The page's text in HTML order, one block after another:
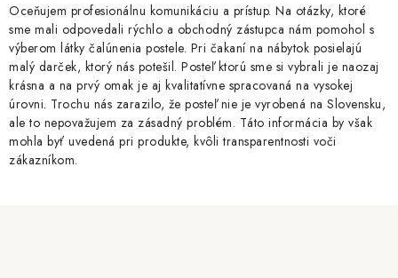
Oceňujem profesionálnu komunikáciu a prístup. Na otázky, ktoré
sme mali odpovedali rýchlo a obchodný zástupca nám pomohol s
výberom látky čalúnenia postele. Pri čakaní na nábytok posielajú
malý darček, ktorý nás potešil. Posteľ ktorú sme si vybrali je naozaj
krásna a na prvý omak je aj kvalitatívne spracovaná na vysokej
úrovni. Trochu nás zarazilo, že posteľ nie je vyrobená na Slovensku,
ale to nepovažujem za zásadný problém. Táto informácia by však
mohla byť uvedená pri produkte, kvôli transparentnosti voči
zákazníkom.